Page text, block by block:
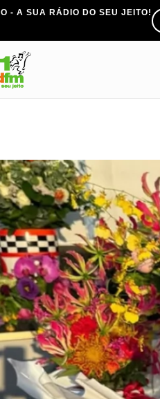
- A SUA RÁDIO DO SEU JEITO!